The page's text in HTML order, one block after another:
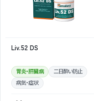
Liv.52 DS
胃炎・肝臓病 二日酔い防止
病気・症状